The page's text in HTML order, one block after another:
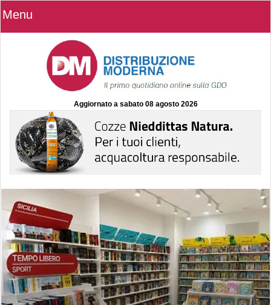
Menu
Aggiornato a sabato 08 agosto 2026